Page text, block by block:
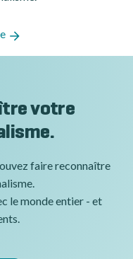
votre
faire reconnaître
le monde entier - et